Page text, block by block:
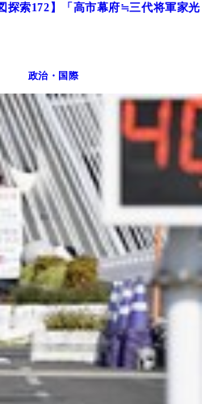
探索172】「高市幕府≒三代将軍家光
政治・国際